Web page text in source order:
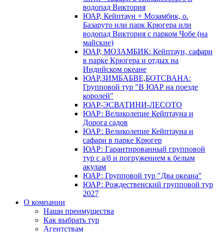
водопад Виктория
ЮАР, Кейптаун + Мозамбик, о.
Базаруто или парк Крюгера или
водопад Виктория с парком Чобе (на
майские)
ЮАР, МОЗАМБИК: Кейптаун, сафари
в парке Крюгера и отдых на
Индийском океане
ЮАР,ЗИМБАБВЕ,БОТСВАНА:
Групповой тур "В ЮАР на поезде
королей"
ЮАР-ЭСВАТИНИ-ЛЕСОТО
ЮАР: Великолепие Кейптауна и
Дорога садов
ЮАР: Великолепие Кейптауна и
сафари в парке Крюгер
ЮАР: Гарантированный групповой
тур с а/б и погружением к белым
акулам
ЮАР: Групповой тур "Два океана"
ЮАР: Рождественский групповой тур
2027
О компании
Наши преимущества
Как выбрать тур
Агентствам